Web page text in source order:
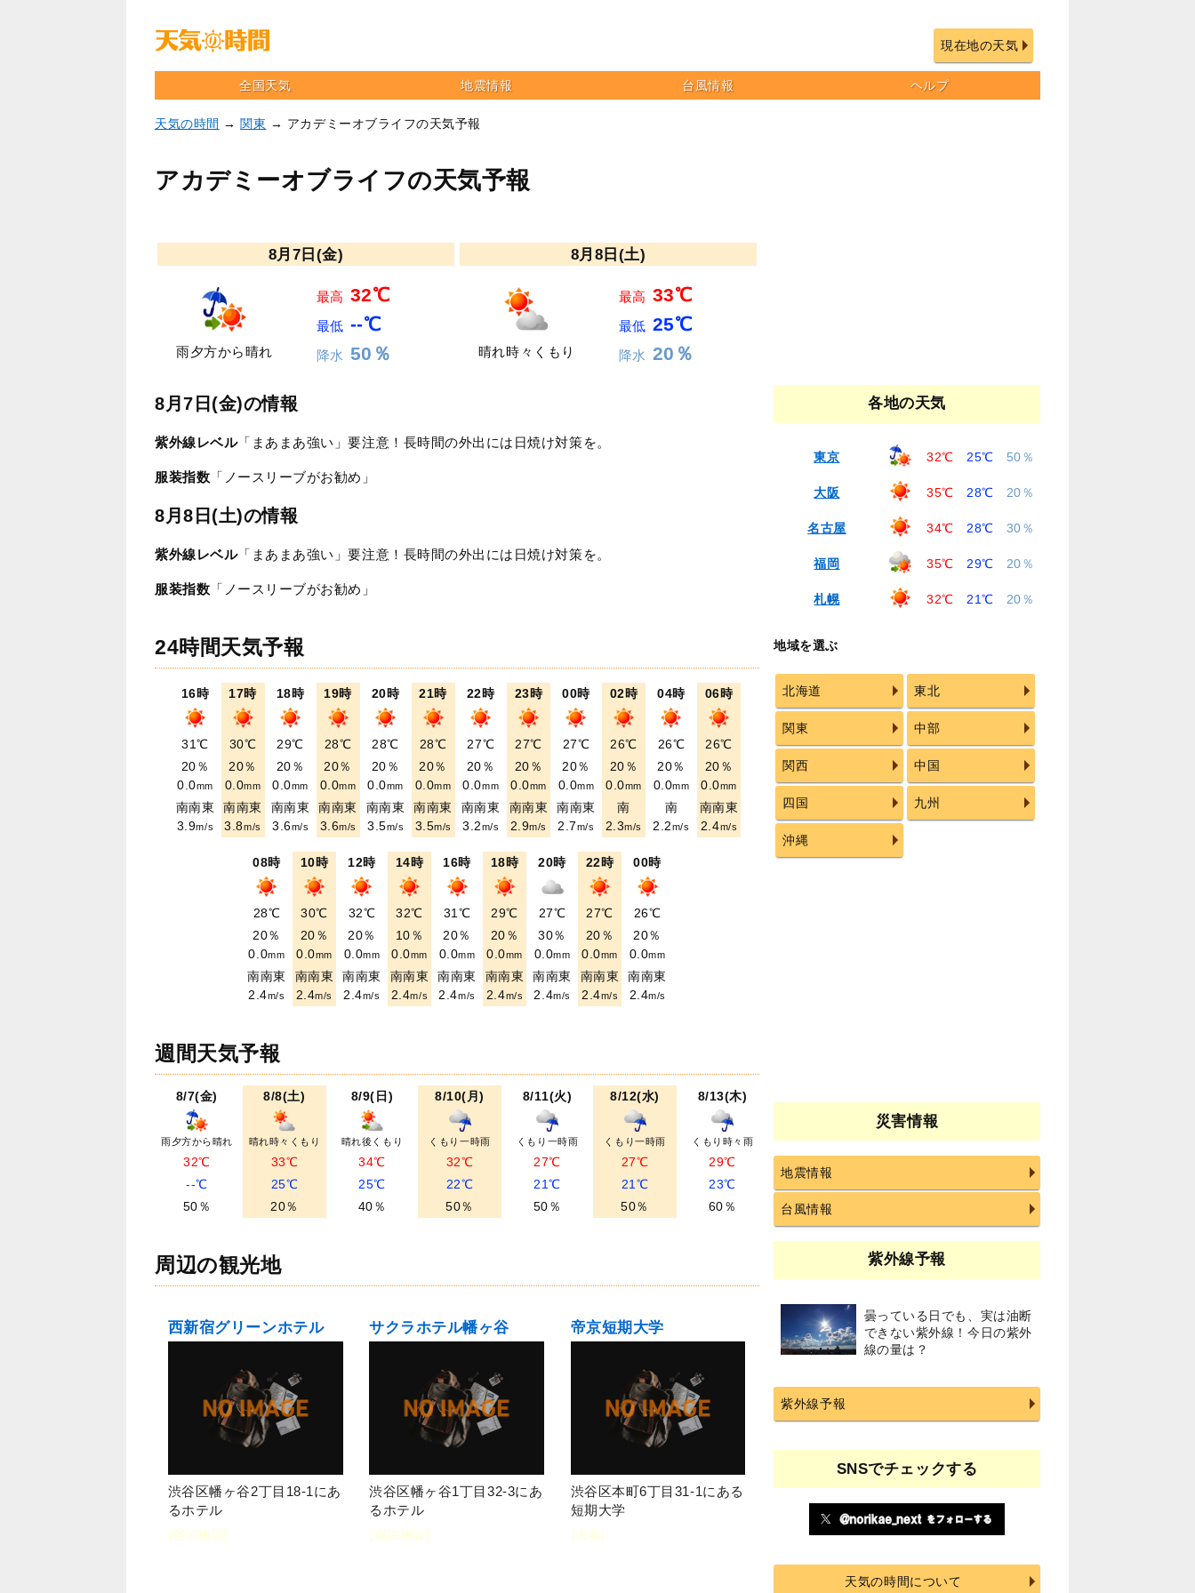
現在地の天気
全国天気 地震情報 台風情報 ヘルプ
天気の時間 → 関東 → アカデミーオブライフの天気予報
アカデミーオブライフの天気予報
8月7日(金)
雨夕方から晴れ
最高 32℃
最低 --℃
降水 50％
8月8日(土)
晴れ時々くもり
最高 33℃
最低 25℃
降水 20％
8月7日(金)の情報
紫外線レベル「まあまあ強い」要注意！長時間の外出には日焼け対策を。
服装指数 「ノースリーブがお勧め」
8月8日(土)の情報
紫外線レベル「まあまあ強い」要注意！長時間の外出には日焼け対策を。
服装指数 「ノースリーブがお勧め」
24時間天気予報
16時
31℃
20％
0.0mm
南南東
3.9m/s
17時
30℃
20％
0.0mm
南南東
3.8m/s
18時
29℃
20％
0.0mm
南南東
3.6m/s
19時
28℃
20％
0.0mm
南南東
3.6m/s
20時
28℃
20％
0.0mm
南南東
3.5m/s
21時
28℃
20％
0.0mm
南南東
3.5m/s
22時
27℃
20％
0.0mm
南南東
3.2m/s
23時
27℃
20％
0.0mm
南南東
2.9m/s
00時
27℃
20％
0.0mm
南南東
2.7m/s
02時
26℃
20％
0.0mm
南
2.3m/s
04時
26℃
20％
0.0mm
南
2.2m/s
06時
26℃
20％
0.0mm
南南東
2.4m/s
08時
28℃
20％
0.0mm
南南東
2.4m/s
10時
30℃
20％
0.0mm
南南東
2.4m/s
12時
32℃
20％
0.0mm
南南東
2.4m/s
14時
32℃
10％
0.0mm
南南東
2.4m/s
16時
31℃
20％
0.0mm
南南東
2.4m/s
18時
29℃
20％
0.0mm
南南東
2.4m/s
20時
27℃
30％
0.0mm
南南東
2.4m/s
22時
27℃
20％
0.0mm
南南東
2.4m/s
00時
26℃
20％
0.0mm
南南東
2.4m/s
週間天気予報
8/7(金)
雨夕方から晴れ
32℃
--℃
50％
8/8(土)
晴れ時々くもり
33℃
25℃
20％
8/9(日)
晴れ後くもり
34℃
25℃
40％
8/10(月)
くもり一時雨
32℃
22℃
50％
8/11(火)
くもり一時雨
27℃
21℃
50％
8/12(水)
くもり一時雨
27℃
21℃
50％
8/13(木)
くもり時々雨
29℃
23℃
60％
周辺の観光地
西新宿グリーンホテル
渋谷区幡ヶ谷2丁目18-1にあ
るホテル
[宿泊施設]
サクラホテル幡ヶ谷
渋谷区幡ヶ谷1丁目32-3にあ
るホテル
[宿泊施設]
帝京短期大学
渋谷区本町6丁目31-1にある
短期大学
[大学]
各地の天気
東京 32℃ 25℃ 50％
大阪 35℃ 28℃ 20％
名古屋 34℃ 28℃ 30％
福岡 35℃ 29℃ 20％
札幌 32℃ 21℃ 20％
地域を選ぶ
北海道 東北
関東 中部
関西 中国
四国 九州
沖縄
災害情報
地震情報
台風情報
紫外線予報
曇っている日でも、実は油断
できない紫外線！今日の紫外
線の量は？
紫外線予報
SNSでチェックする
天気の時間について